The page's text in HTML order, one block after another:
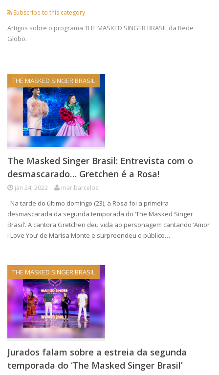
Subscribe to this category
Artigos sobre o programa THE MASKED SINGER BRASIL da Rede
Globo.
THE MASKED SINGER BRASIL
The Masked Singer Brasil: Entrevista com o
desmascarado… Gretchen é a Rosa!
jan 24, 2022 maribarcelos
Na tarde do último domingo (23), a Rosa foi a primeira
desmascarada da segunda temporada do ‘The Masked Singer
Brasil’. A cantora Gretchen deu vida ao personagem cantando ‘Amor
I Love You’ de Marisa Monte e surpreendeu o público…
THE MASKED SINGER BRASIL
Jurados falam sobre a estreia da segunda
temporada do ‘The Masked Singer Brasil’